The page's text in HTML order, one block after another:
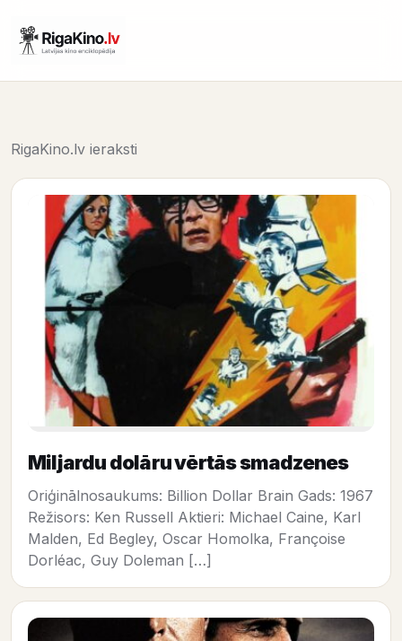
RigaKino.lv ieraksti
Miljardu dolāru vērtās smadzenes
Oriģinālnosaukums: Billion Dollar Brain Gads: 1967
Režisors: Ken Russell Aktieri: Michael Caine, Karl
Malden, Ed Begley, Oscar Homolka, Françoise
Dorléac, Guy Doleman […]